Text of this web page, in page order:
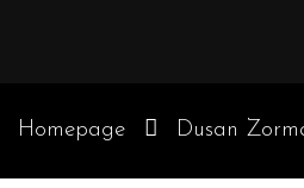
Homepage Dusan